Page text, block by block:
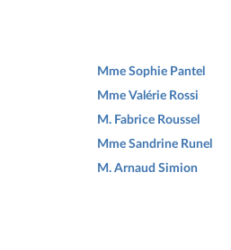
Mme Sophie Pantel
Mme Valérie Rossi
M. Fabrice Roussel
Mme Sandrine Runel
M. Arnaud Simion